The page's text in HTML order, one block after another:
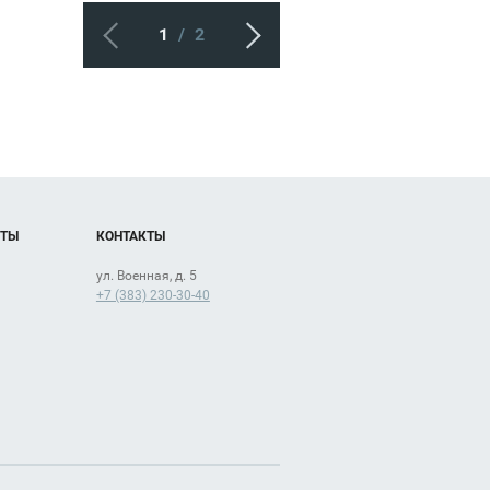
1 / 2
КОНТАКТЫ
ул. Военная, д. 5
+7 (383) 230-30-40